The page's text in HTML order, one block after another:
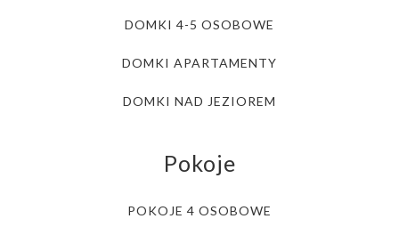
DOMKI 4-5 OSOBOWE
DOMKI APARTAMENTY
DOMKI NAD JEZIOREM
Pokoje
POKOJE 4 OSOBOWE